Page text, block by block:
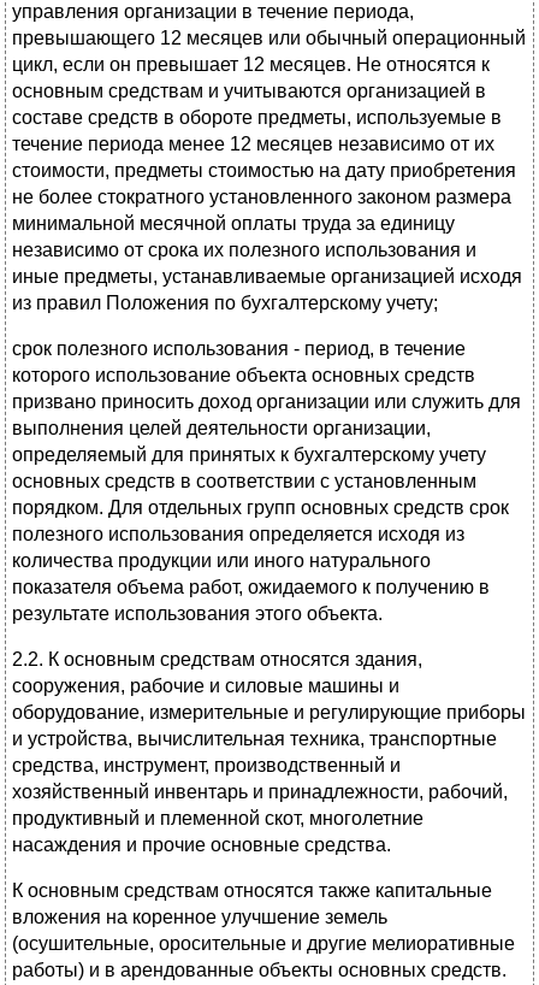
управления организации в течение периода,
превышающего 12 месяцев или обычный операционный
цикл, если он превышает 12 месяцев. Не относятся к
основным средствам и учитываются организацией в
составе средств в обороте предметы, используемые в
течение периода менее 12 месяцев независимо от их
стоимости, предметы стоимостью на дату приобретения
не более стократного установленного законом размера
минимальной месячной оплаты труда за единицу
независимо от срока их полезного использования и
иные предметы, устанавливаемые организацией исходя
из правил Положения по бухгалтерскому учету;
срок полезного использования - период, в течение
которого использование объекта основных средств
призвано приносить доход организации или служить для
выполнения целей деятельности организации,
определяемый для принятых к бухгалтерскому учету
основных средств в соответствии с установленным
порядком. Для отдельных групп основных средств срок
полезного использования определяется исходя из
количества продукции или иного натурального
показателя объема работ, ожидаемого к получению в
результате использования этого объекта.
2.2. К основным средствам относятся здания,
сооружения, рабочие и силовые машины и
оборудование, измерительные и регулирующие приборы
и устройства, вычислительная техника, транспортные
средства, инструмент, производственный и
хозяйственный инвентарь и принадлежности, рабочий,
продуктивный и племенной скот, многолетние
насаждения и прочие основные средства.
К основным средствам относятся также капитальные
вложения на коренное улучшение земель
(осушительные, оросительные и другие мелиоративные
работы) и в арендованные объекты основных средств.